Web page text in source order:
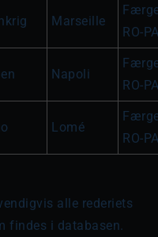
Marseille
RO-
Napoli
RO-
Lomé
RO-
alle rederiets
findes i databasen.